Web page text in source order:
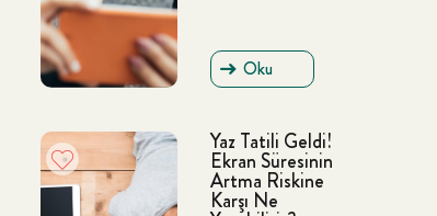
Oku
Yaz Tatili Geldi!
Ekran Süresinin
Artma Riskine
Karşı Ne